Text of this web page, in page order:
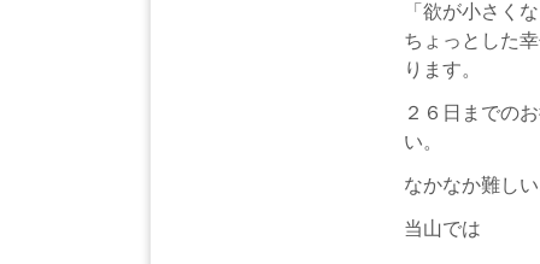
「欲が小さく
ちょっとした
ります。
２６日までの
い。
なかなか難し
当山では